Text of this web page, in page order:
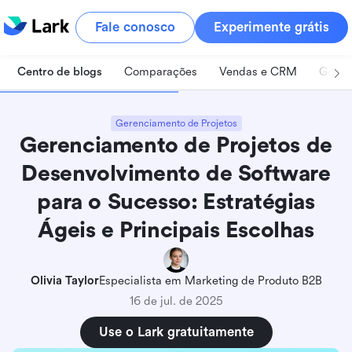
Fale conosco Experimente grátis
Centro de blogs Comparações Vendas e CRM
Gerenciamento de Projetos
Gerenciamento de Projetos de
Desenvolvimento de Software
para o Sucesso: Estratégias
Ágeis e Principais Escolhas
Olivia TaylorEspecialista em Marketing de Produto B2B
16 de jul. de 2025
Use o Lark gratuitamente